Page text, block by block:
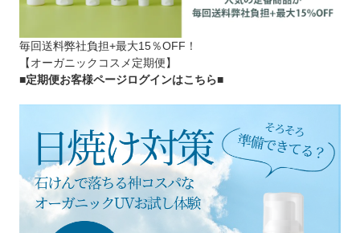
毎回送料弊社負担+最大15％OFF！
【オーガニックコスメ定期便】
■定期便お客様ページログインはこちら■